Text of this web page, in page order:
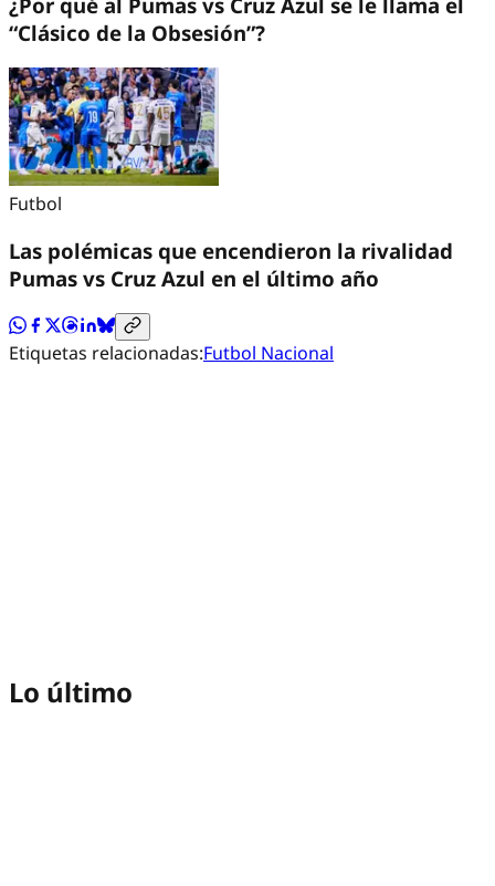
“Clásico de la Obsesión”?
Futbol
Las polémicas que encendieron la rivalidad
Pumas vs Cruz Azul en el último año
Etiquetas relacionadas:Futbol Nacional
Lo último